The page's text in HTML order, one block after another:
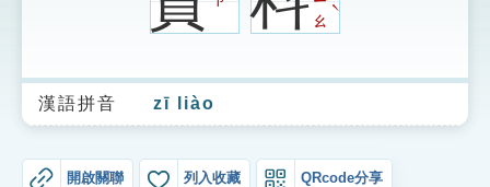
生字詞彙表
成語故事
ㄠ
ˋ
漢語拼音 zī liào
開啟關聯 列入收藏 QRcode分享